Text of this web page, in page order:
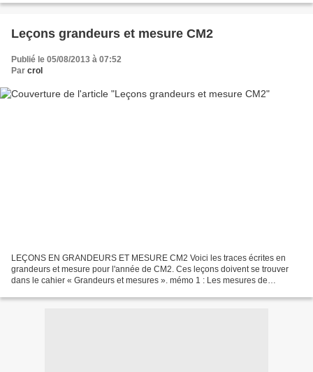
rennes.fr/num/addition/CM1/poseeCM1.htm...
Leçons grandeurs et mesure CM2
Publié le 05/08/2013 à 07:52
Par crol
LEÇONS EN GRANDEURS ET MESURE CM2 Voici les traces écrites en
grandeurs et mesure pour l'année de CM2. Ces leçons doivent se trouver
dans le cahier « Grandeurs et mesures ». mémo 1 : Les mesures de